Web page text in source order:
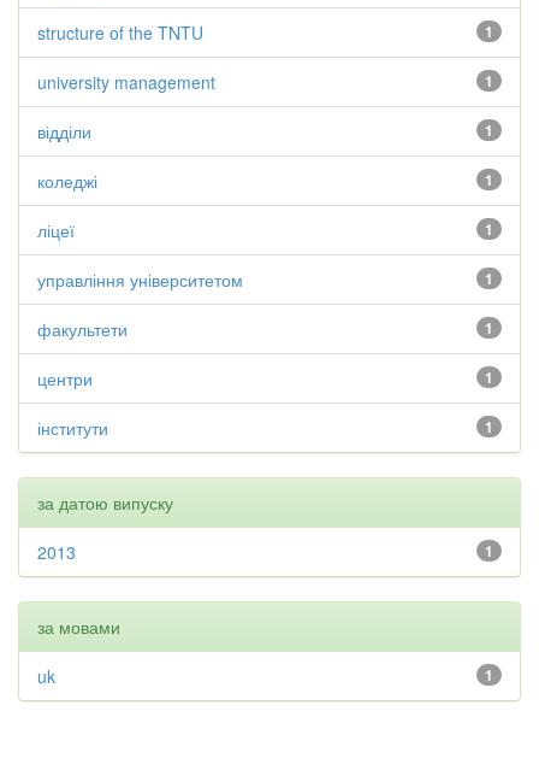
1
structure of the TNTU
1
university management
1
відділи
1
коледжі
1
ліцеї
1
управління університетом
1
факультети
1
центри
1
інститути
за датою випуску
1
2013
за мовами
1
uk